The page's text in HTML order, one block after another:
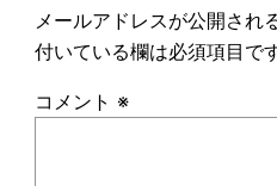
メールアドレスが公開され
付いている欄は必須項目で
コメント ※